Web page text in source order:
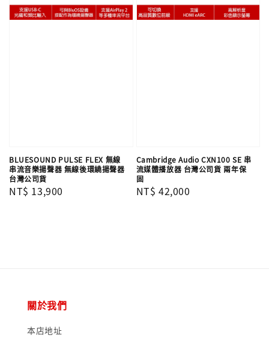
BLUESOUND PULSE FLEX 無線
串流音樂揚聲器 無線後環繞揚聲器
台灣公司貨
Regular
NT$ 13,900
Cambridge Audio CXN100 SE 串
流媒體播放器 台灣公司貨 兩年保
固
Regular
NT$ 42,000
關於我們
本店地址